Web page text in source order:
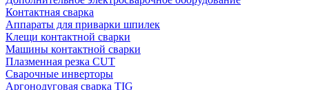
Контактная сварка
Аппараты для приварки шпилек
Клещи контактной сварки
Машины контактной сварки
Плазменная резка CUT
Сварочные инверторы
Аргонодуговая сварка TIG